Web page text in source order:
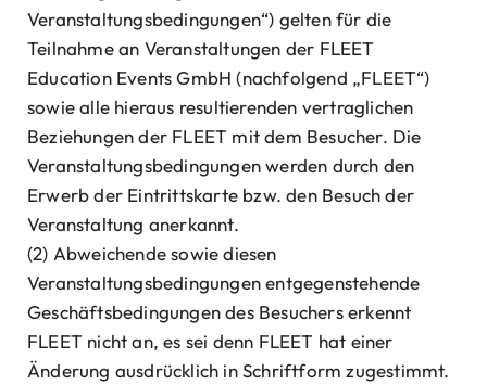
Veranstaltungsbedingungen“) gelten für die
Teilnahme an Veranstaltungen der FLEET
Education Events GmbH (nachfolgend „FLEET“)
sowie alle hieraus resultierenden vertraglichen
Beziehungen der FLEET mit dem Besucher. Die
Veranstaltungsbedingungen werden durch den
Erwerb der Eintrittskarte bzw. den Besuch der
Veranstaltung anerkannt.
(2) Abweichende sowie diesen
Veranstaltungsbedingungen entgegenstehende
Geschäftsbedingungen des Besuchers erkennt
FLEET nicht an, es sei denn FLEET hat einer
Änderung ausdrücklich in Schriftform zugestimmt.